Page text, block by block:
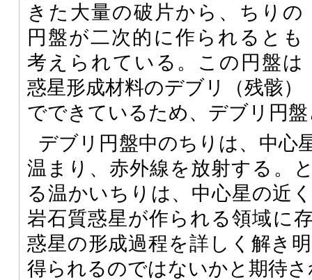
きた大量の破片から、ちりの
円盤が二次的に作られるとも
考えられている。この円盤は
惑星形成材料のデブリ（残骸）
でできているため、デブリ円
デブリ円盤中のちりは、中心
温まり、赤外線を放射する。
る温かいちりは、中心星の近
岩石質惑星が作られる領域に
惑星の形成過程を詳しく解き
得られるのではないかと期待